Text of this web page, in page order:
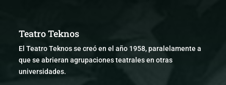
Teatro Teknos
El Teatro Teknos se creó en el año 1958, paralelamente a
que se abrieran agrupaciones teatrales en otras
universidades.